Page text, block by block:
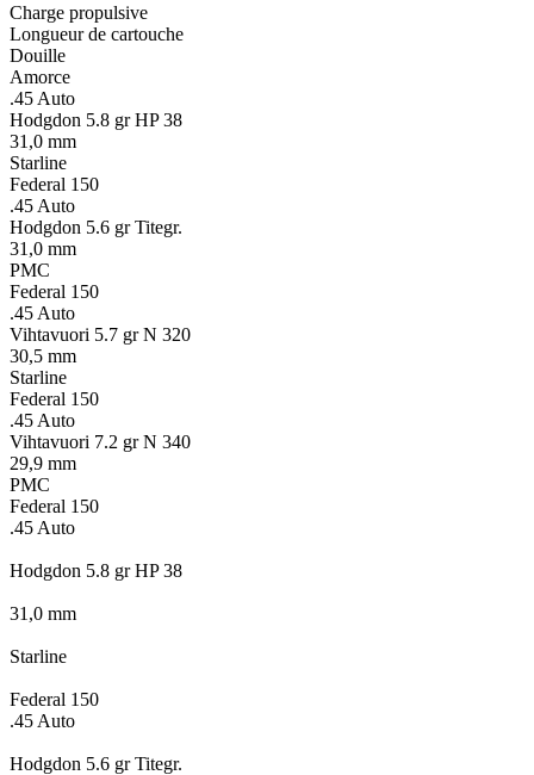
Charge propulsive
Longueur de cartouche
Douille
Amorce
.45 Auto
Hodgdon 5.8 gr HP 38
31,0 mm
Starline
Federal 150
.45 Auto
Hodgdon 5.6 gr Titegr.
31,0 mm
PMC
Federal 150
.45 Auto
Vihtavuori 5.7 gr N 320
30,5 mm
Starline
Federal 150
.45 Auto
Vihtavuori 7.2 gr N 340
29,9 mm
PMC
Federal 150
.45 Auto
Hodgdon 5.8 gr HP 38
31,0 mm
Starline
Federal 150
.45 Auto
Hodgdon 5.6 gr Titegr.